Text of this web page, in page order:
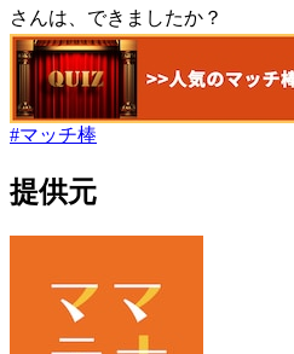
さんは、できましたか？
#マッチ棒
提供元